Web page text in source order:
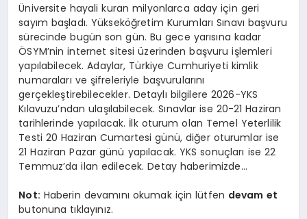
Üniversite hayali kuran milyonlarca aday için geri
sayım başladı. Yükseköğretim Kurumları Sınavı başvuru
sürecinde bugün son gün. Bu gece yarısına kadar
ÖSYM’nin internet sitesi üzerinden başvuru işlemleri
yapılabilecek. Adaylar, Türkiye Cumhuriyeti kimlik
numaraları ve şifreleriyle başvurularını
gerçekleştirebilecekler. Detaylı bilgilere 2026-YKS
Kılavuzu’ndan ulaşılabilecek. Sınavlar ise 20-21 Haziran
tarihlerinde yapılacak. İlk oturum olan Temel Yeterlilik
Testi 20 Haziran Cumartesi günü, diğer oturumlar ise
21 Haziran Pazar günü yapılacak. YKS sonuçları ise 22
Temmuz’da ilan edilecek. Detay haberimizde…
Not: Haberin devamını okumak için lütfen devam et
butonuna tıklayınız.